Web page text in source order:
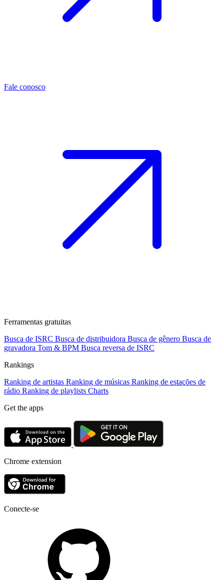
Fale conosco
Ferramentas gratuitas
Busca de ISRC Busca de distribuidora Busca de gênero Busca de
gravadora Tom & BPM Busca reversa de ISRC
Rankings
Ranking de artistas Ranking de músicas Ranking de estações de
rádio Ranking de playlists Charts
Get the apps
Chrome extension
Conecte-se